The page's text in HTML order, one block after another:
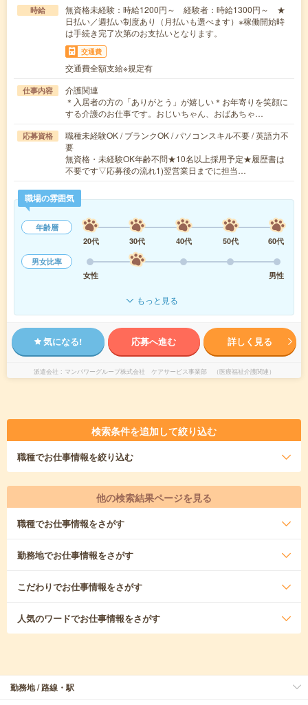
時給
無資格未経験：時給1200円～ 経験者：時給1300円～ ★
日払い／週払い制度あり（月払いも選べます）※稼働開始時
は手続き完了次第のお支払いとなります。
交通費
交通費全額支給※規定有
仕事内容
介護関連
＊入居者の方の「ありがとう」が嬉しい＊お年寄りを笑顔に
する介護のお仕事です。おじいちゃん、おばあちゃ…
応募資格
職種未経験OK / ブランクOK / パソコンスキル不要 / 英語力不
要
無資格・未経験OK年齢不問★10名以上採用予定★履歴書は
不要です▽応募後の流れ1)翌営業日までに担当…
職場の雰囲気
年齢層
20代
30代 40代 50代
60代
男女比率
女性
男性
もっと見る
気になる! 応募へ進む 詳しく見る
派遣会社 マンパワーグループ株式会社 ケアサービス事業部 （医療福祉介護関連）
検索条件を追加して絞り込む
職種でお仕事情報を絞り込む
他の検索結果ページを見る
職種でお仕事情報をさがす
勤務地でお仕事情報をさがす
こだわりでお仕事情報をさがす
人気のワードでお仕事情報をさがす
勤務地 / 路線・駅